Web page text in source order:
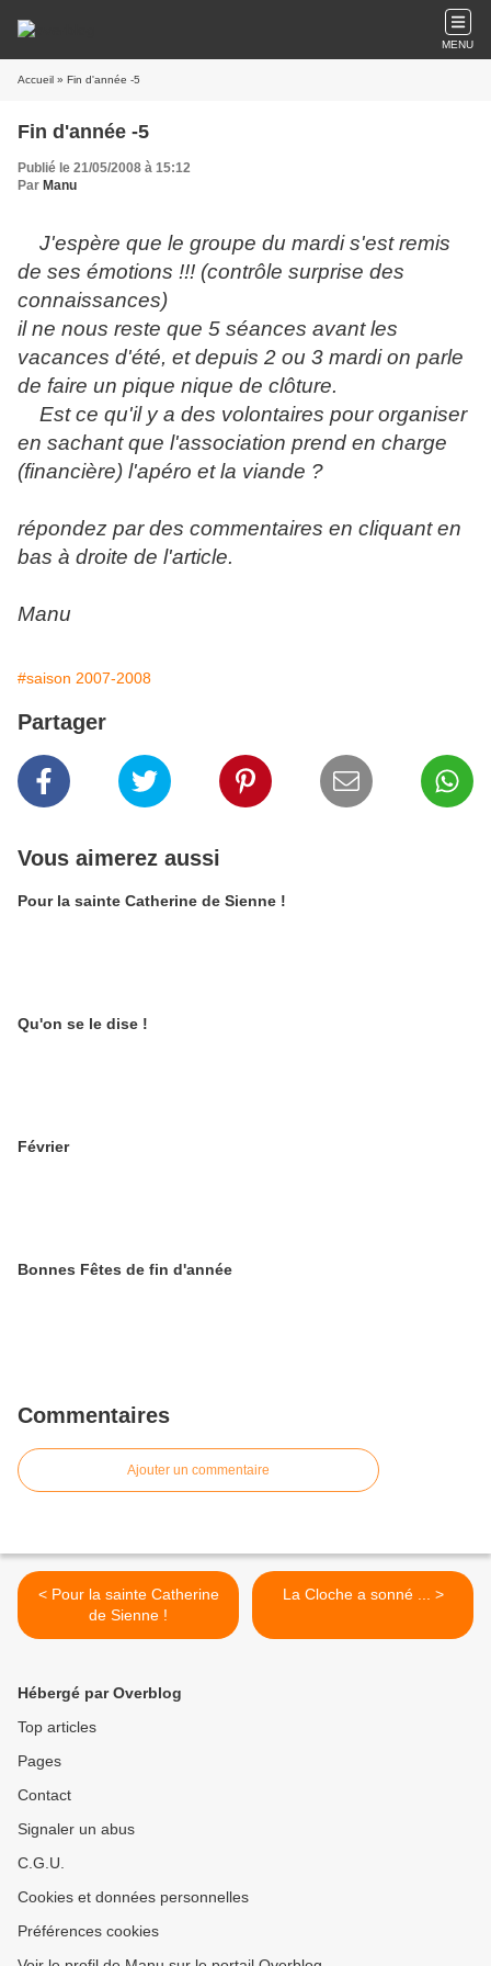
MENU
Accueil » Fin d'année -5
Fin d'année -5
Publié le 21/05/2008 à 15:12
Par Manu
J'espère que le groupe du mardi s'est remis
de ses émotions !!! (contrôle surprise des
connaissances)
il ne nous reste que 5 séances avant les
vacances d'été, et depuis 2 ou 3 mardi on parle
de faire un pique nique de clôture.
Est ce qu'il y a des volontaires pour organiser
en sachant que l'association prend en charge
(financière) l'apéro et la viande ?
répondez par des commentaires en cliquant en
bas à droite de l'article.
Manu
#saison 2007-2008
Partager
Vous aimerez aussi
Pour la sainte Catherine de Sienne !
Qu'on se le dise !
Février
Bonnes Fêtes de fin d'année
Commentaires
Ajouter un commentaire
< Pour la sainte Catherine
de Sienne !
La Cloche a sonné ... >
Hébergé par Overblog
Top articles
Pages
Contact
Signaler un abus
C.G.U.
Cookies et données personnelles
Préférences cookies